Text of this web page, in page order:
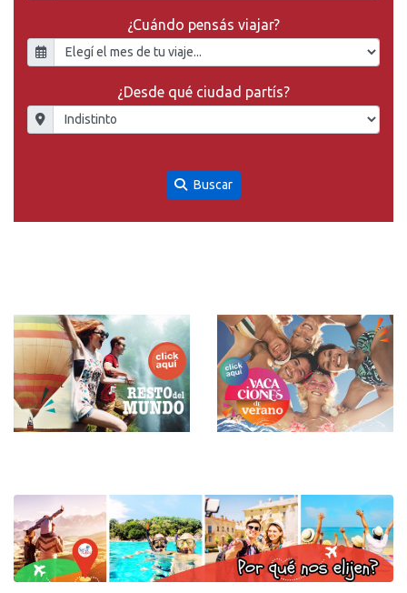
¿Cuándo pensás viajar?
¿Desde qué ciudad partís?
Buscar